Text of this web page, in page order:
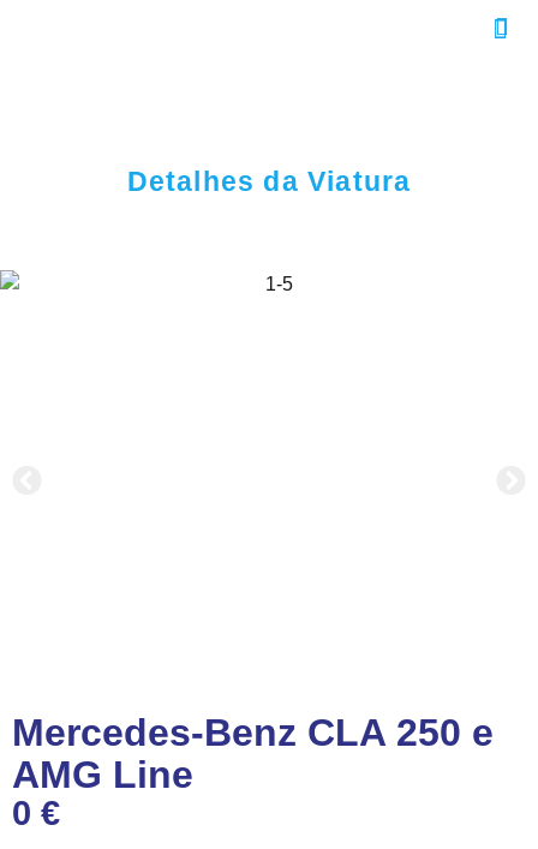
Detalhes da Viatura
Mercedes-Benz CLA 250 e
AMG Line
0 €